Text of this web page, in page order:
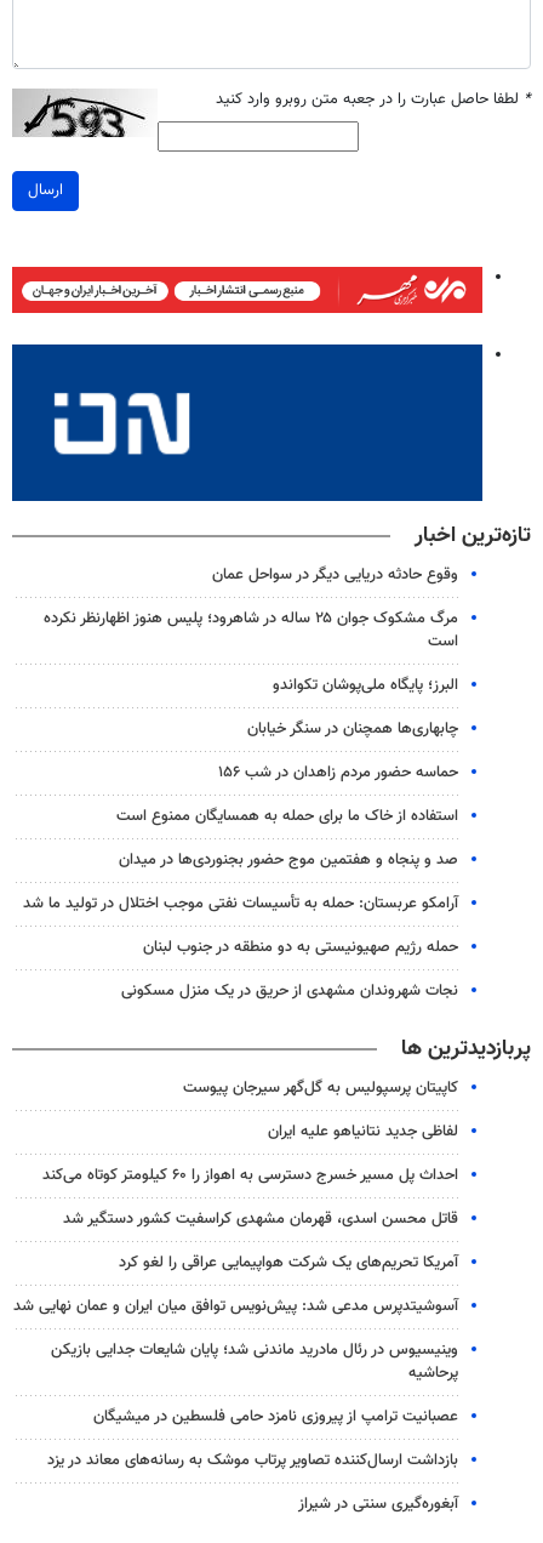
* لطفا حاصل عبارت را در جعبه متن روبرو وارد کنید
ارسال
تازه‌ترین اخبار
وقوع حادثه دریایی دیگر در سواحل عمان
مرگ مشکوک جوان ۲۵ ساله در شاهرود؛ پلیس هنوز اظهارنظر نکرده
است
البرز؛ پایگاه ملی‌پوشان تکواندو
چابهاری‌ها همچنان در سنگر خیابان
حماسه حضور مردم زاهدان در شب ۱۵۶
استفاده از خاک ما برای حمله به همسایگان ممنوع است
صد و پنجاه و هفتمین موج حضور بجنوردی‌ها در میدان
آرامکو عربستان: حمله به تأسیسات نفتی موجب اختلال در تولید ما شد
حمله رژیم صهیونیستی به دو منطقه در جنوب لبنان
نجات شهروندان مشهدی از حریق در یک منزل مسکونی
پربازدیدترین ها
کاپیتان پرسپولیس به گل‌گهر سیرجان پیوست
لفاظی جدید نتانیاهو علیه ایران
احداث پل مسیر خسرج دسترسی به اهواز را ۶۰ کیلومتر کوتاه می‌کند
قاتل محسن اسدی، قهرمان مشهدی کراسفیت کشور دستگیر شد
آمریکا تحریم‌های یک شرکت هواپیمایی عراقی را لغو کرد
آسوشیتدپرس مدعی شد: پیش‌نویس توافق میان ایران و عمان نهایی شد
وینیسیوس در رئال مادرید ماندنی شد؛ پایان شایعات جدایی بازیکن
پرحاشیه
عصبانیت ترامپ از پیروزی نامزد حامی فلسطین در میشیگان
بازداشت ارسال‌کننده تصاویر پرتاب موشک به رسانه‌های معاند در یزد
آبغوره‌گیری سنتی در شیراز